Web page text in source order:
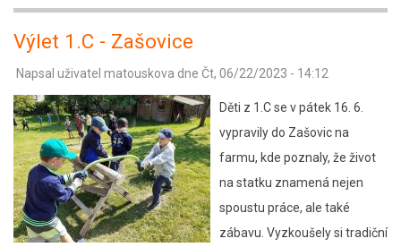
týmu
do
České
Kanady
Výlet 1.C - Zašovice
Napsal uživatel matouskova dne Čt, 06/22/2023 - 14:12
Děti z 1.C se v pátek 16. 6.
vypravily do Zašovic na
farmu, kde poznaly, že život
na statku znamená nejen
spoustu práce, ale také
zábavu. Vyzkoušely si tradiční